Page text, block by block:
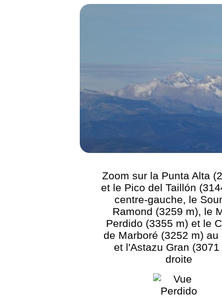
Zoom sur la Punta Alta
et le Pico del Taillón
centre-gauche, le
Ramond (3259 m), le
Perdido (3355 m) et le
de Marboré (3252 m) au
et l'Astazu Gran (3071
droite